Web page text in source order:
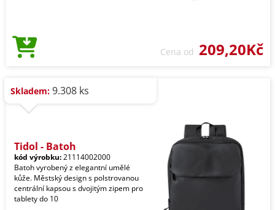
Cena od 209,20Kč
Skladem: 9.308 ks
Tidol - Batoh
kód výrobku:21114002000
Batoh vyrobený z elegantní umělé
kůže. Městský design s polstrovanou
centrální kapsou s dvojitým zipem pro
tablety do 10